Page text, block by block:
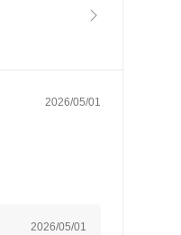
2026/05/01
2026/05/01